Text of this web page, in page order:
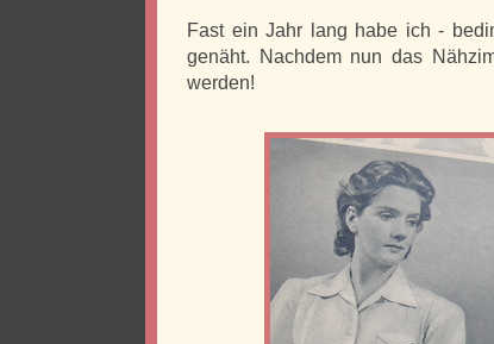
Fast ein Jahr lang habe ich -
genäht. Nachdem nun das
werden!